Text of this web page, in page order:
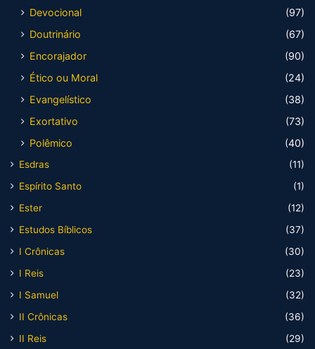
Devocional
(97)
Doutrinário
(67)
Encorajador
(90)
Ético ou Moral
(24)
Evangelístico
(38)
Exortativo
(73)
Polêmico
(40)
Esdras
(11)
Espírito Santo
(1)
Ester
(12)
Estudos Bíblicos
(37)
I Crônicas
(30)
I Reis
(23)
I Samuel
(32)
II Crônicas
(36)
II Reis
(29)